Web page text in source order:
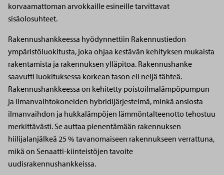
korvaamattoman arvokkaille esineille tarvittavat
sisäolosuhteet.
Rakennushankkeessa hyödynnettiin Rakennustiedon
ympäristöluokitusta, joka ohjaa kestävän kehityksen mukaista
rakentamista ja rakennuksen ylläpitoa. Rakennushanke
saavutti luokituksessa korkean tason eli neljä tähteä.
Rakennushankkeessa on kehitetty poistoilmalämpöpumpun
ja ilmanvaihtokoneiden hybridijärjestelmä, minkä ansiosta
ilmanvaihdon ja hukkalämpöjen lämmöntalteenotto tehostuu
merkittävästi. Se auttaa pienentämään rakennuksen
hiilijalanjälkeä 25 % tavanomaiseen rakennukseen verrattuna,
mikä on Senaatti-kiinteistöjen tavoite
uudisrakennushankkeissa.